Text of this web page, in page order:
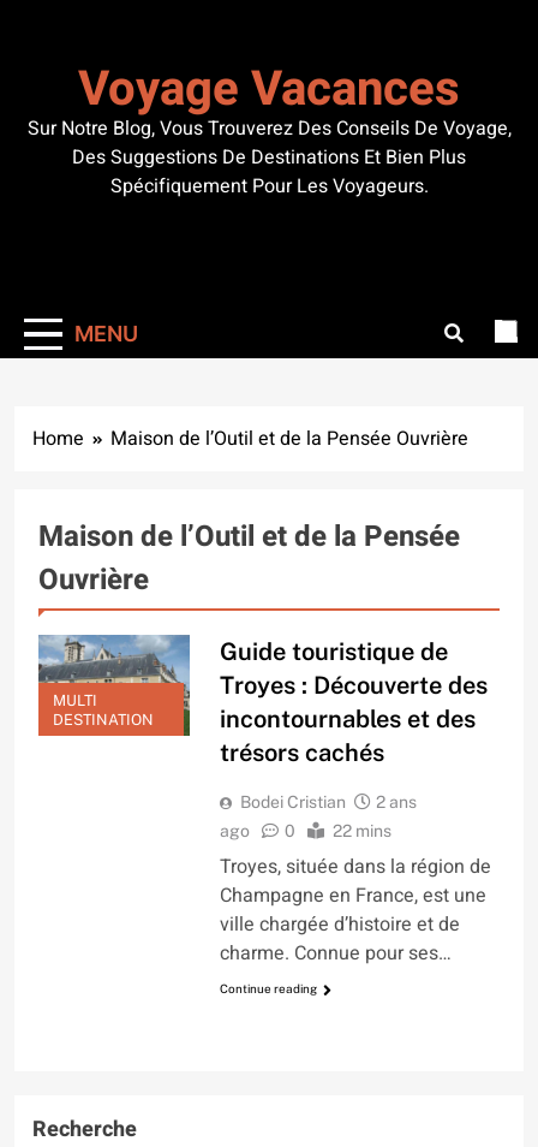
Voyage Vacances
Sur Notre Blog, Vous Trouverez Des Conseils De Voyage,
Des Suggestions De Destinations Et Bien Plus
Spécifiquement Pour Les Voyageurs.
MENU
Home Maison de l’Outil et de la Pensée Ouvrière
Maison de l’Outil et de la Pensée
Ouvrière
MULTI
DESTINATION
Guide touristique de
Troyes : Découverte des
incontournables et des
trésors cachés
Bodei Cristian
2 ans
ago
0 22 mins
Troyes, située dans la région de
Champagne en France, est une
ville chargée d’histoire et de
charme. Connue pour ses…
Continue reading
Recherche